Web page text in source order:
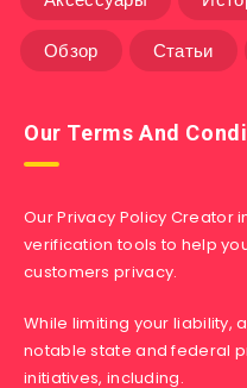
Обзор Статьи
Our Terms And
Our Privacy Policy Creator
verification tools to help
customers privacy.
While limiting your liability,
notable state and federal
initiatives, including.